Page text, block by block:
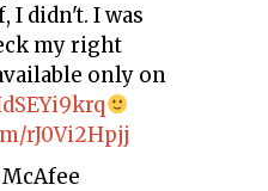
I didn't. I was
my right
only on
rJ0Vi2Hpjj